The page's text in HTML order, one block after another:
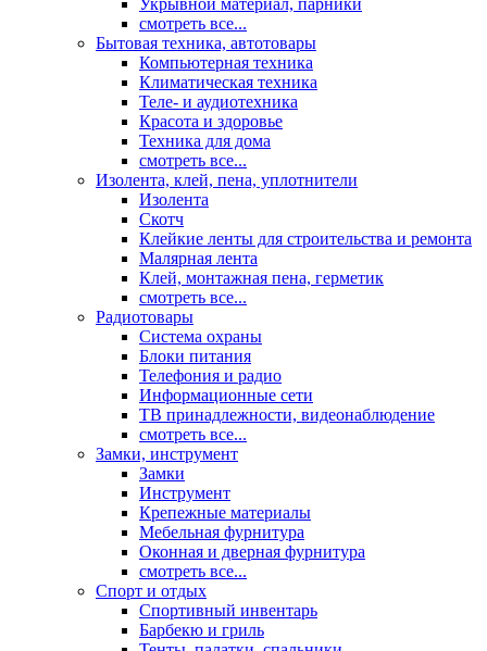
Укрывной материал, парники
смотреть все...
Бытовая техника, автотовары
Компьютерная техника
Климатическая техника
Теле- и аудиотехника
Красота и здоровье
Техника для дома
смотреть все...
Изолента, клей, пена, уплотнители
Изолента
Скотч
Клейкие ленты для строительства и ремонта
Малярная лента
Клей, монтажная пена, герметик
смотреть все...
Радиотовары
Система охраны
Блоки питания
Телефония и радио
Информационные сети
ТВ принадлежности, видеонаблюдение
смотреть все...
Замки, инструмент
Замки
Инструмент
Крепежные материалы
Мебельная фурнитура
Оконная и дверная фурнитура
смотреть все...
Спорт и отдых
Спортивный инвентарь
Барбекю и гриль